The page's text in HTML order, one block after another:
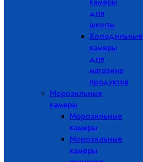
для
школы
Холодильные
камеры
для
магазина
продуктов
Морозильные
камеры
Морозильные
камеры
Морозильные
камеры